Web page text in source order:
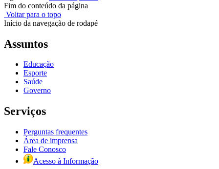
Fim do conteúdo da página
Voltar para o topo
Início da navegação de rodapé
Assuntos
Educação
Esporte
Saúde
Governo
Serviços
Perguntas frequentes
Área de imprensa
Fale Conosco
Acesso à Informação